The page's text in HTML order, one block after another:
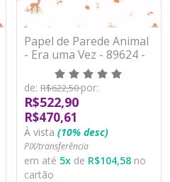
Papel de Parede Animal
- Era uma Vez - 89624 -
Vinílico
de: R$622,50por:
R$522,90
R$470,61
À vista (10% desc)
PIX/transferência
em até 5x de R$104,58 no
cartão